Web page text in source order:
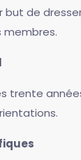
but de
membres.
trente